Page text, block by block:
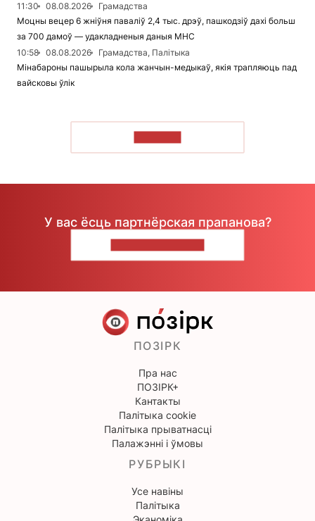
11:30
08.08.2026
Грамадства
Моцны вецер 6 жніўня паваліў 2,4 тыс. дрэў, пашкодзіў дахі больш
за 700 дамоў — удакладненыя даныя МНС
10:58
08.08.2026
Грамадства, Палітыка
Мінабароны пашырыла кола жанчын-медыкаў, якія трапляюць пад
вайсковы ўлік
У вас ёсць партнёрская прапанова?
ПОЗІРК
Пра нас
ПОЗІРК+
Кантакты
Палітыка cookie
Палітыка прыватнасці
Палажэнні і ўмовы
РУБРЫКІ
Усе навіны
Палітыка